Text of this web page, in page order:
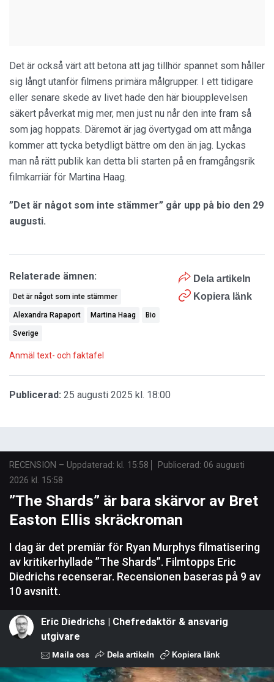
Det är också värt att betona att jag tillhör spannet som håller
sig långt utanför filmens primära målgrupper. I ett tidigare
eller senare skede av livet hade den här bioupplevelsen
säkert påverkat mig mer, men just nu når den inte fram så
som jag hoppats. Däremot är jag övertygad om att många
kommer att tycka betydligt bättre om den än jag. Lyckas
man nå rätt publik kan detta bli starten på en framgångsrik
filmkarriär för Martina Haag.
”Det är något som inte stämmer” går upp på bio den 29
augusti.
Dela artikeln
Kopiera länk
Relaterade ämnen:
Det är något som inte stämmer
Alexandra Rapaport Martina Haag Bio
Sverige
Anmäl text- och faktafel
Publicerad: 25 augusti 2025 kl. 18:00
RECENSION – Uppdaterad: kl. 15:58 Publicerad: 06 augusti
2026 kl. 15:58
”The Shards” är bara skärvor av Bret
Easton Ellis skräckroman
I dag är det premiär för Ryan Murphys filmatisering
av kritikerhyllade ”The Shards”. Filmtopps Eric
Diedrichs recenserar. Recensionen baseras på 9 av
10 avsnitt.
Eric Diedrichs | Chefredaktör & ansvarig
utgivare
Maila oss Dela artikeln Kopiera länk